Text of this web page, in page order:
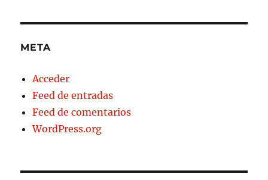
META
Acceder
Feed de entradas
Feed de comentarios
WordPress.org